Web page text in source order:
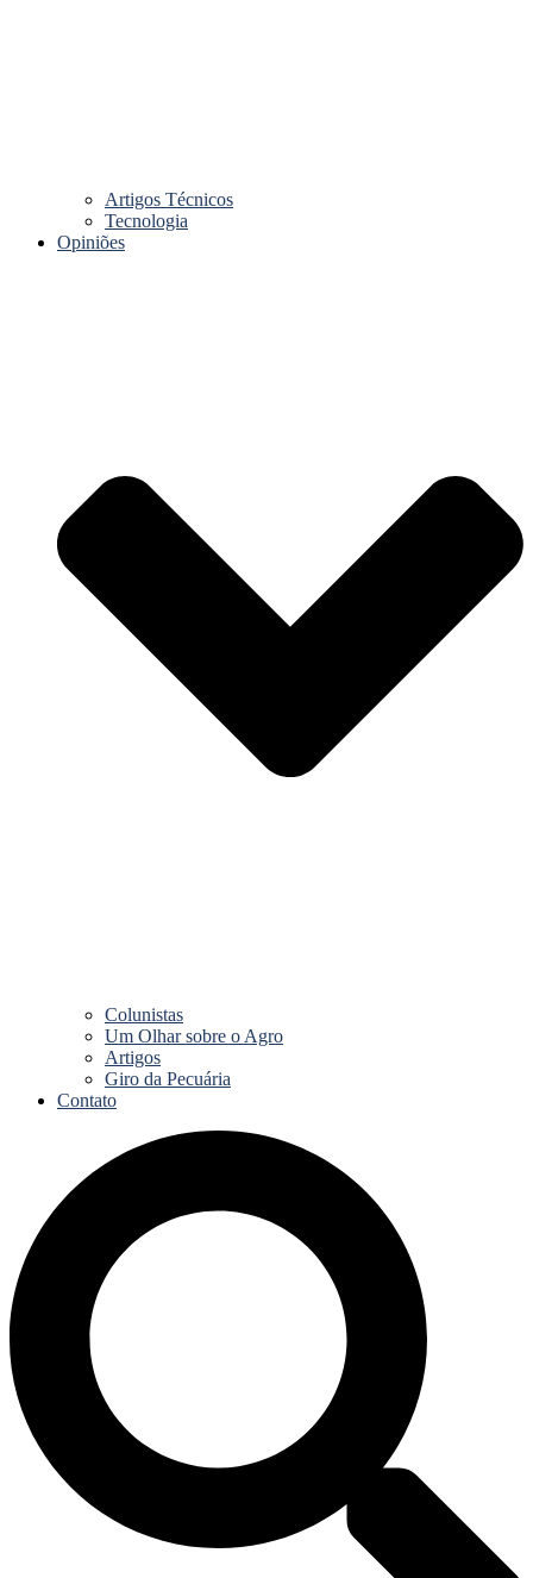
Artigos Técnicos
Tecnologia
Opiniões
Colunistas
Um Olhar sobre o Agro
Artigos
Giro da Pecuária
Contato